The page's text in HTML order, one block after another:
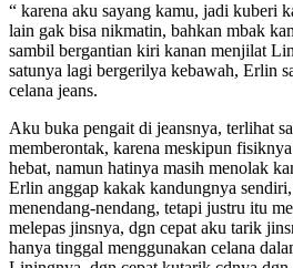
“ karena aku sayang kamu, jadi kuberi
lain gak bisa nikmatin, bahkan mbak
sambil bergantian kiri kanan menjilat
satunya lagi bergerilya kebawah, Erlin
celana jeans.
Aku buka pengait di jeansnya, terlihat
memberontak, karena meskipun
hebat, namun hatinya masih menolak
Erlin anggap kakak kandungnya
menendang-nendang, tetapi justru itu
melepas jinsnya, dgn cepat aku tarik
hanya tinggal menggunakan celana